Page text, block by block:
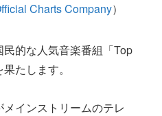
Charts Company）
的な人気音楽番組「Top
たします。
インストリームのテレ